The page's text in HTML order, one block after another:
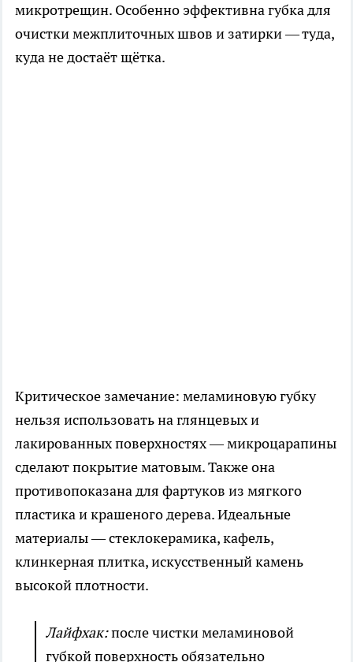
микротрещин. Особенно эффективна губка для
очистки межплиточных швов и затирки — туда,
куда не достаёт щётка.
Критическое замечание: меламиновую губку
нельзя использовать на глянцевых и
лакированных поверхностях — микроцарапины
сделают покрытие матовым. Также она
противопоказана для фартуков из мягкого
пластика и крашеного дерева. Идеальные
материалы — стеклокерамика, кафель,
клинкерная плитка, искусственный камень
высокой плотности.
Лайфхак:после чистки меламиновой
губкой поверхность обязательно